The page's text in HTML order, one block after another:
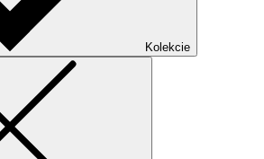
Kolekcie